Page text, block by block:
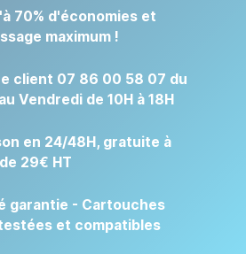
70% d'économies et
maximum !
client 07 86 00 58 07 du
Vendredi de 10H à 18H
en 24/48H, gratuite à
29€ HT
garantie - Cartouches
et compatibles